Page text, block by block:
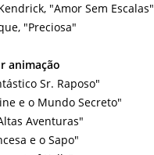
"Amor Sem Escalas"
"Preciosa"
animação
Sr. Raposo"
e o Mundo Secreto"
Aventuras"
e o Sapo"